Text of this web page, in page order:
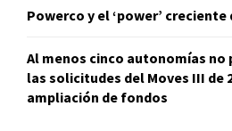
Powerco y el ‘power’ creciente
Al menos cinco autonomías
las solicitudes del Moves III de
ampliación de fondos